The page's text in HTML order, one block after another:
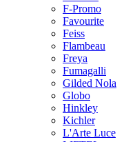
F-Promo
Favourite
Feiss
Flambeau
Freya
Fumagalli
Gilded Nola
Globo
Hinkley
Kichler
L'Arte Luce